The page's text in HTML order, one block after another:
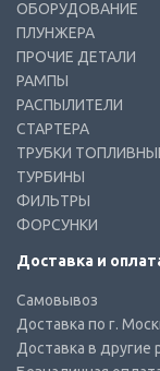
ОБОРУДОВАНИЕ
ПЛУНЖЕРА
ПРОЧИЕ ДЕТАЛИ
РАМПЫ
РАСПЫЛИТЕЛИ
СТАРТЕРА
ТРУБКИ
ТУРБИНЫ
ФИЛЬТРЫ
ФОРСУНКИ
Доставка и
Самовывоз
Доставка по г.
Доставка в другие